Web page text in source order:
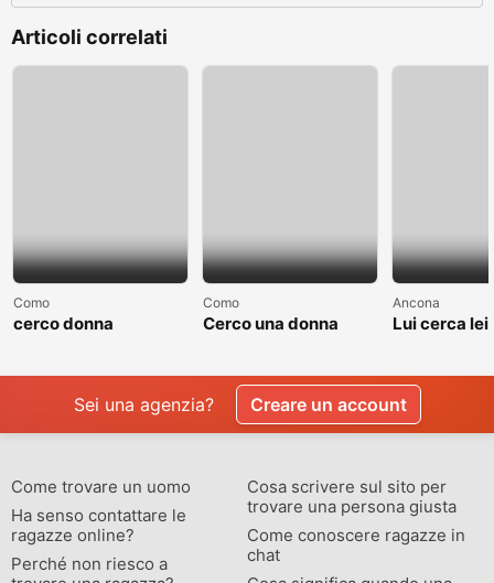
Articoli correlati
Como
cerco donna
Como
Cerco una donna
Ancona
Lui cerca lei
Sei una agenzia? Creare un account
Come trovare un uomo
Ha senso contattare le
ragazze online?
Perché non riesco a
Cosa scrivere sul sito per
trovare una persona giusta
Come conoscere ragazze in
chat